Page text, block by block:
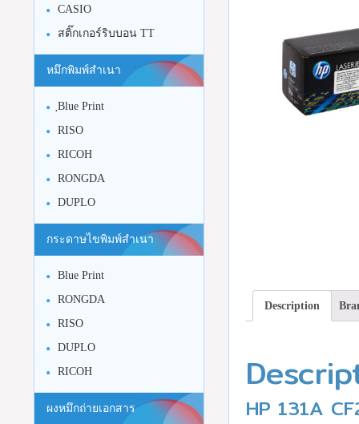
Description
HP 131A
CASIO
สติ๊กเกอร์ริบบอน TT
หมึกพิมพ์สำเนา
ฺBlue Print
RISO
RICOH
RONGDA
DUPLO
กระดาษไขพิมพ์สำเนา
Blue Print
RONGDA
RISO
DUPLO
RICOH
ผงหมึกถ่ายเอกสาร